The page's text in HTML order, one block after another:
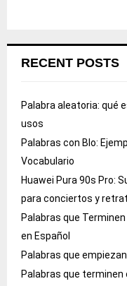
RECENT POSTS
Palabra aleatoria: qué
usos
Palabras con Blo:
Vocabulario
Huawei Pura 90s Pro:
para conciertos y
Palabras que
en Español
Palabras que
Palabras que